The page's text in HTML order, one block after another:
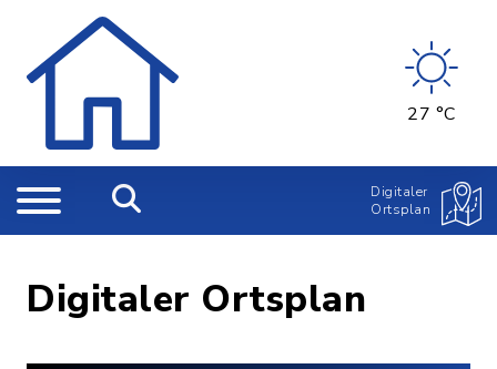
27 °C
Digitaler
Ortsplan
Digitaler Ortsplan